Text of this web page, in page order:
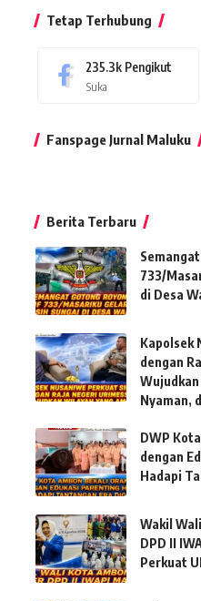
Tetap Terhubung
235.3k Pengikut
Suka
Fanspage Jurnal Maluku
Berita Terbaru
733/
di Desa
Kapolsek
dengan
Nyaman,
DWP
dengan
Hadapi
Wakil
DPD II
Perkuat